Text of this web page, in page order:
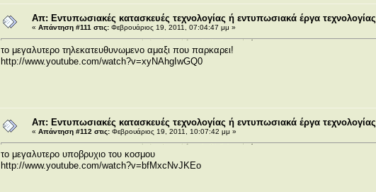
Απ: Εντυπωσιακές κατασκευές τεχνολογίας ή εντυπωσιακά έργα τεχνολογίας
« Απάντηση #111 στις:Φεβρουάριος 19, 2011, 07:04:47 μμ »
το μεγαλυτερο τηλεκατευθυνωμενο αμαξι που παρκαρει!
http://www.youtube.com/watch?v=xyNAhgIwGQ0
Απ: Εντυπωσιακές κατασκευές τεχνολογίας ή εντυπωσιακά έργα τεχνολογίας
« Απάντηση #112 στις:Φεβρουάριος 19, 2011, 10:07:42 μμ »
το μεγαλυτερο υποβρυχιο του κοσμου
http://www.youtube.com/watch?v=bfMxcNvJKEo